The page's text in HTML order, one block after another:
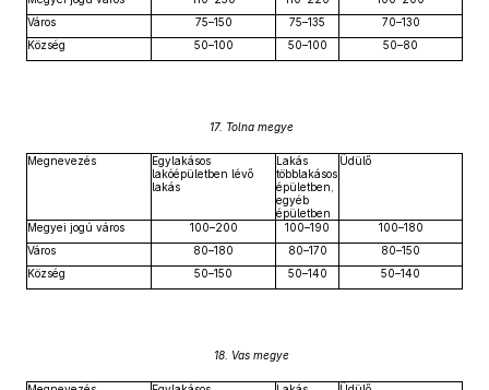
Város
75–150 75–135
70–130
Község
50–100 50–100 50–80
17. Tolna megye
Megnevezés
Egylakásos
lakóépületben lévő
lakás
Lakás
többlakásos
épületben,
egyéb
épületben
Üdülő
Megyei jogú város 100–200 100–190
100–180
Város
80–180 80–170
80–150
Község
50–150 50–140 50–140
18. Vas megye